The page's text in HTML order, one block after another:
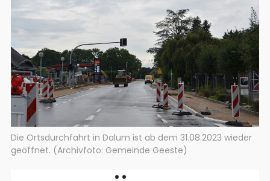
Die Ortsdurchfahrt in Dalum ist ab dem 31.08.2023 wieder
geöffnet. (Archivfoto: Gemeinde Geeste)